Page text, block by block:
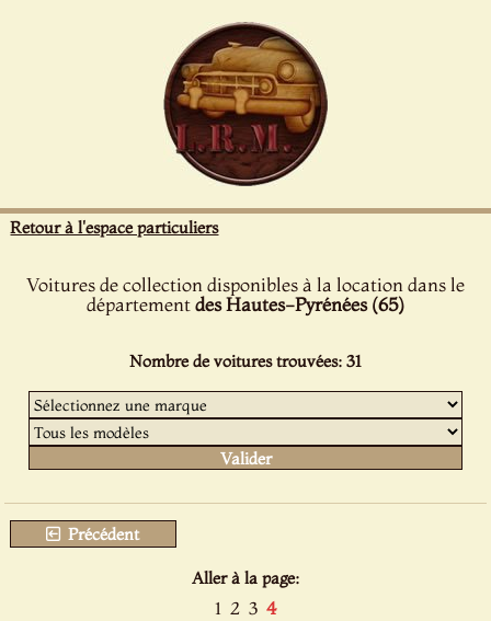
Retour à l'espace particuliers
Voitures de collection disponibles à la location dans le
départementdes Hautes-Pyrénées (65)
Nombre de voitures trouvées: 31
Précédent
Aller à la page:
1 2 3 4